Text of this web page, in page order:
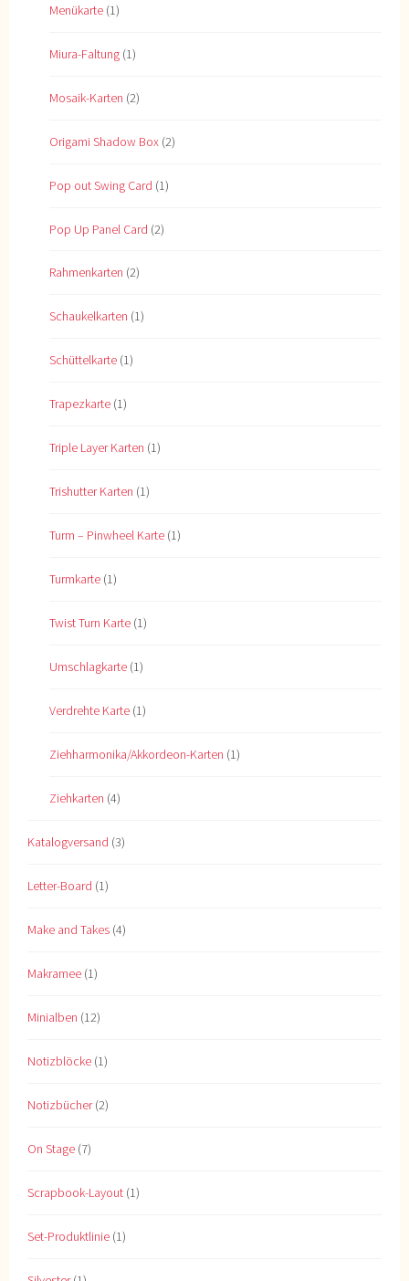
Menükarte (1)
Miura-Faltung (1)
Mosaik-Karten (2)
Origami Shadow Box (2)
Pop out Swing Card (1)
Pop Up Panel Card (2)
Rahmenkarten (2)
Schaukelkarten (1)
Schüttelkarte (1)
Trapezkarte (1)
Triple Layer Karten (1)
Trishutter Karten (1)
Turm – Pinwheel Karte (1)
Turmkarte (1)
Twist Turn Karte (1)
Umschlagkarte (1)
Verdrehte Karte (1)
Ziehharmonika/Akkordeon-Karten (1)
Ziehkarten (4)
Katalogversand (3)
Letter-Board (1)
Make and Takes (4)
Makramee (1)
Minialben (12)
Notizblöcke (1)
Notizbücher(2)
On Stage (7)
Scrapbook-Layout (1)
Set-Produktlinie (1)